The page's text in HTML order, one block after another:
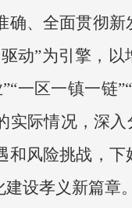
、全面贯彻
动”为引擎，
一区一镇一链
际情况，深
风险挑战，
设孝义新篇章。